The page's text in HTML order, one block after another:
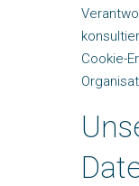
Cookie-